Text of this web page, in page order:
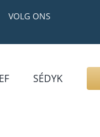
VOLG ONS
SÉDYK